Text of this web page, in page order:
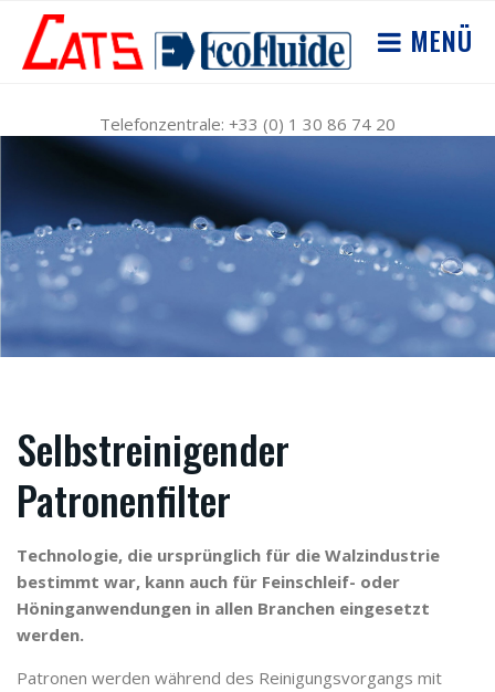
MENÜ
Telefonzentrale: +33 (0) 1 30 86 74 20
Selbstreinigender
Patronenfilter
Technologie, die ursprünglich für die Walzindustrie
bestimmt war, kann auch für Feinschleif- oder
Höninganwendungen in allen Branchen eingesetzt
werden.
Patronen werden während des Reinigungsvorgangs mit